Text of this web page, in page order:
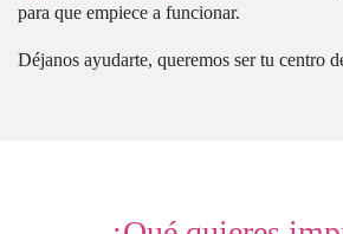
para que empiece a funcionar.
Déjanos ayudarte, queremos ser tu centro